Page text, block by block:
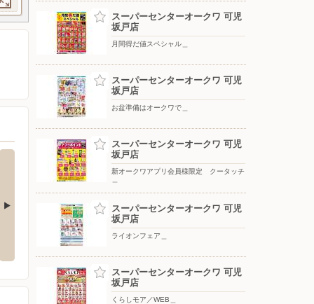
ペットと一緒に快適生活キャンペ
ーン＿
ライオンフェア＿
スーパーセンターオークワ 可児
坂戸店
月間得だ値スペシャル＿
スーパーセンターオークワ 可児
坂戸店
お盆準備はオークワで＿
スーパーセンターオークワ 可児
坂戸店
新オークワアプリ会員様限定 クータッチ
スーパーセンターオークワ 可児
坂戸店
ライオンフェア＿
スーパーセンターオークワ 可児
坂戸店
くらしモア／WEB＿